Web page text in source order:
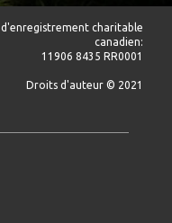
charitable
canadien:
11906 8435 RR0001
Droits d'auteur © 2021